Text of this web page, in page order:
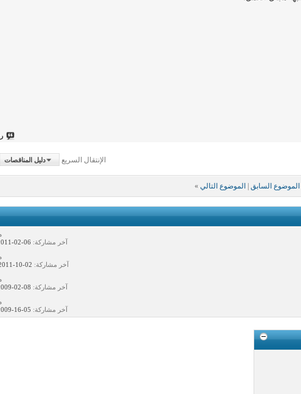
الإنتقال السريع دليل المناقصات
الموضوع السابق الموضوع التالي »
آخر مشاركة:
آخر مشاركة:
آخر مشاركة:
آخر مشاركة: